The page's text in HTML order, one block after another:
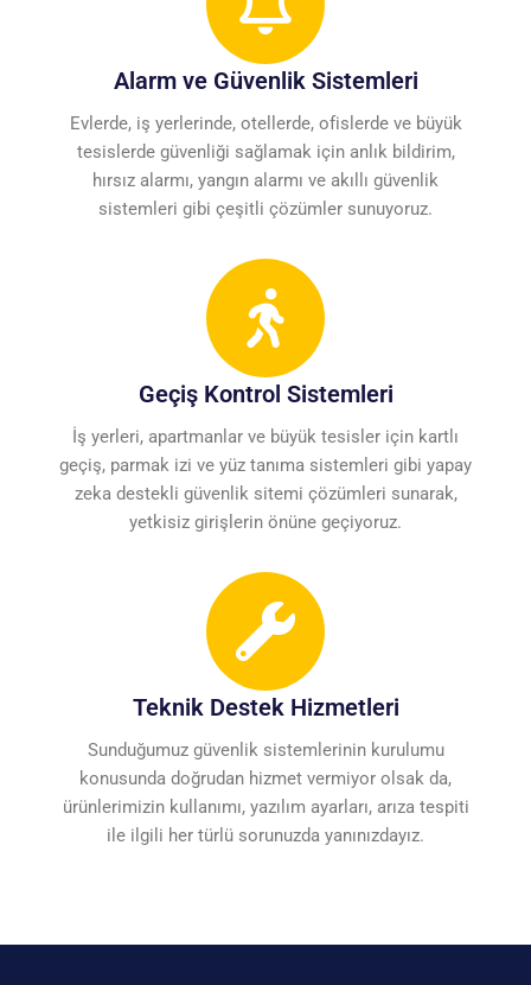
Alarm ve Güvenlik Sistemleri
Evlerde, iş yerlerinde, otellerde, ofislerde ve büyük
tesislerde güvenliği sağlamak için anlık bildirim,
hırsız alarmı, yangın alarmı ve akıllı güvenlik
sistemleri gibi çeşitli çözümler sunuyoruz.
Geçiş Kontrol Sistemleri
İş yerleri, apartmanlar ve büyük tesisler için kartlı
geçiş, parmak izi ve yüz tanıma sistemleri gibi yapay
zeka destekli güvenlik sitemi çözümleri sunarak,
yetkisiz girişlerin önüne geçiyoruz.
Teknik Destek Hizmetleri
Sunduğumuz güvenlik sistemlerinin kurulumu
konusunda doğrudan hizmet vermiyor olsak da,
ürünlerimizin kullanımı, yazılım ayarları, arıza tespiti
ile ilgili her türlü sorunuzda yanınızdayız.